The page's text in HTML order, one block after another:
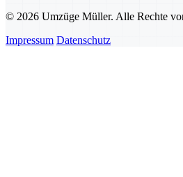
© 2026 Umzüge Müller. Alle Rechte
Impressum Datenschutz